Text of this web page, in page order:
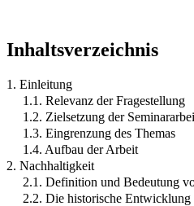
Inhaltsverzeichnis
1. Einleitung
1.1. Relevanz der Fragestellung
1.2. Zielsetzung der
1.3. Eingrenzung des Themas
1.4. Aufbau der Arbeit
2. Nachhaltigkeit
2.1. Definition und Bedeutung
2.2. Die historische